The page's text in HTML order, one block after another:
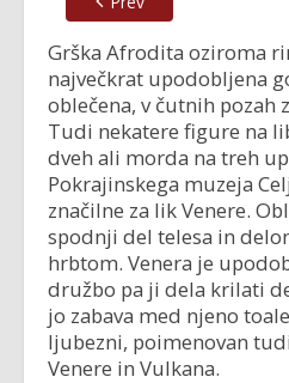
Grška Afrodita oziroma
največkrat upodobljena
oblečena, v čutnih pozah
Tudi nekatere figure na
dveh ali morda na treh
Pokrajinskega muzeja
značilne za lik Venere.
spodnji del telesa in
hrbtom. Venera je
družbo pa ji dela krilati
jo zabava med njeno
ljubezni, poimenovan
Venere in Vulkana.